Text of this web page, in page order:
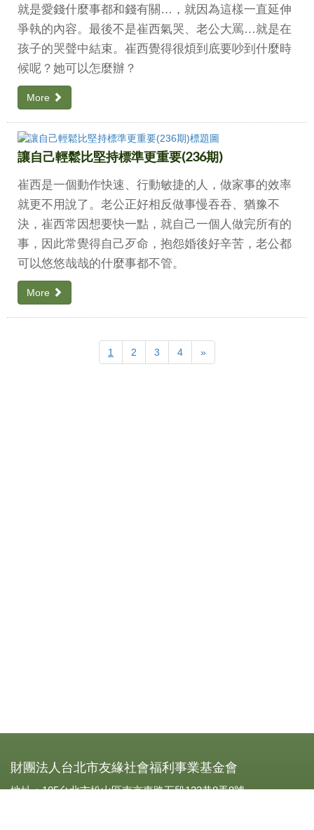
就是愛錢什麼事都和錢有關…，就因為這樣一直延伸
爭執的內容。最後不是崔西氣哭、老公大罵…就是在
孩子的哭聲中結束。崔西覺得很煩到底要吵到什麼時
候呢？她可以怎麼辦？
More
讓自己輕鬆比堅持標準更重要(236期)
崔西是一個動作快速、行動敏捷的人，做家事的效率
就更不用說了。老公正好相反做事慢吞吞、猶豫不
決，崔西常因想要快一點，就自己一個人做完所有的
事，因此常覺得自己歹命，抱怨婚後好辛苦，老公都
可以悠悠哉哉的什麼事都不管。
More
1 2 3 4 »Next
財團法人台北市友緣社會福利事業基金會
地址：105台北市松山區南京東路五段123巷8弄8號